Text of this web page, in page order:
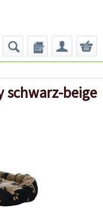
schwarz-beige